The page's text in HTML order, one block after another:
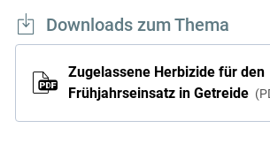
Downloads zum Thema
Zugelassene Herbizide für den
Frühjahrseinsatz in Getreide